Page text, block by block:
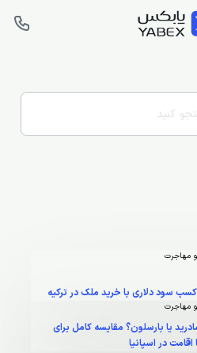
و مهاجرت
سود دلاری با خرید ملک در ترکیه
و مهاجرت
یا بارسلون؟ مقایسه کامل برای
در اسپانیا